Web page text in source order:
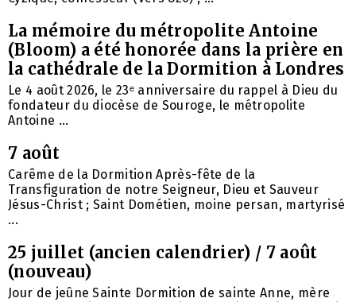
La mémoire du métropolite Antoine
(Bloom) a été honorée dans la prière en
la cathédrale de la Dormition à Londres
Le 4 août 2026, le 23ᵉ anniversaire du rappel à Dieu du
fondateur du diocèse de Souroge, le métropolite
Antoine ...
7 août
Carême de la Dormition Après-fête de la
Transfiguration de notre Seigneur, Dieu et Sauveur
Jésus-Christ ; Saint Dométien, moine persan, martyrisé
...
25 juillet (ancien calendrier) / 7 août
(nouveau)
Jour de jeûne Sainte Dormition de sainte Anne, mère